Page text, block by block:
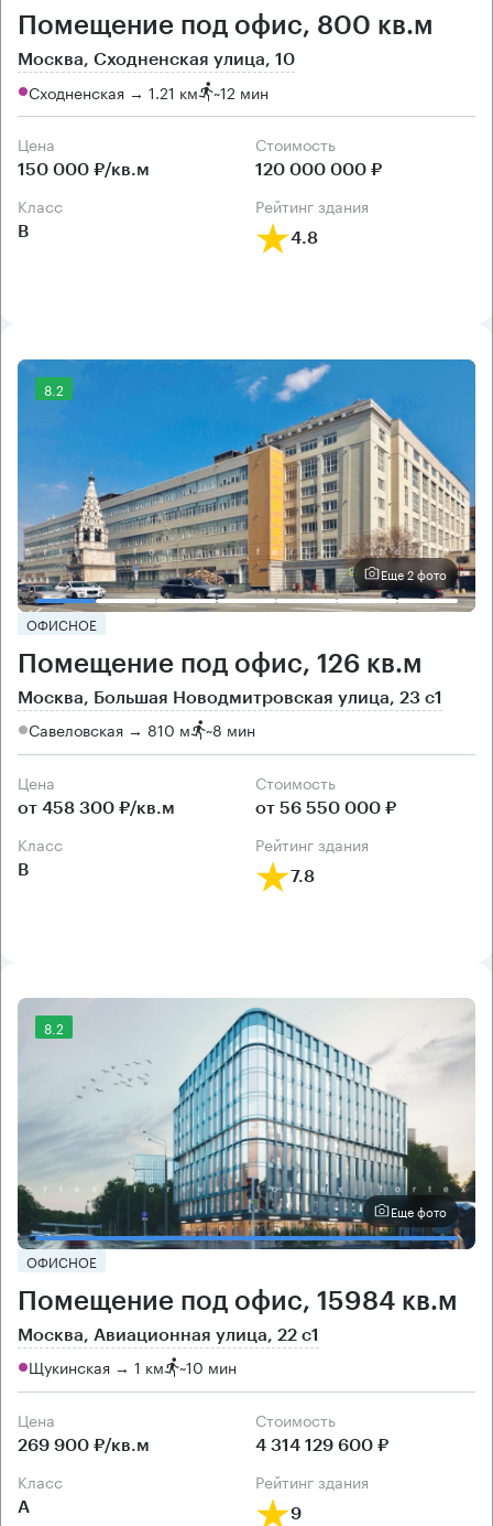
Помещение под офис, 800 кв.м
Москва, Сходненская улица, 10
Сходненская → 1.21 км ~12 мин
Цена
150 000 ₽/кв.м
Cтоимость
120 000 000 ₽
класс
B
рейтинг здания
4.8
8.2
Еще 2 фото
ОФИСНОЕ
Помещение под офис, 126 кв.м
Москва, Большая Новодмитровская улица, 23 с1
Савеловская → 810 м ~8 мин
Цена
от 458 300 ₽/кв.м
Cтоимость
от 56 550 000 ₽
класс
B
рейтинг здания
7.8
8.2
Еще фото
ОФИСНОЕ
Помещение под офис, 15984 кв.м
Москва, Авиационная улица, 22 с1
Щукинская → 1 км ~10 мин
Цена
269 900 ₽/кв.м
Cтоимость
4 314 129 600 ₽
класс
А
рейтинг здания
9